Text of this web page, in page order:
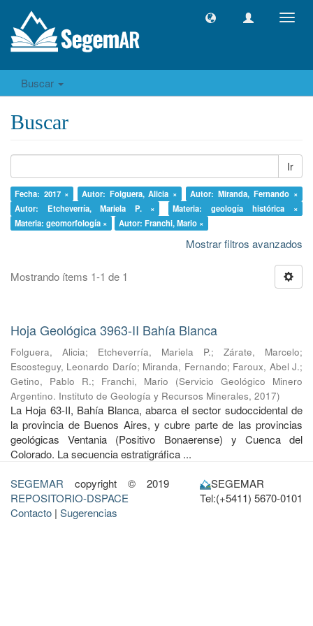
Buscar
Buscar
Ir
Fecha: 2017 × Autor: Folguera, Alicia ×
Autor: Miranda, Fernando ×
Autor: Etcheverría, Mariela P. ×
Materia: geología histórica ×
Materia: geomorfología ×
Autor: Franchi, Mario ×
Mostrar filtros avanzados
Mostrando ítems 1-1 de 1
Hoja Geológica 3963-II Bahía Blanca
Folguera, Alicia; Etcheverría, Mariela P.; Zárate, Marcelo;
Escosteguy, Leonardo Darío; Miranda, Fernando; Faroux, Abel J.;
Getino, Pablo R.; Franchi, Mario (Servicio Geológico Minero
Argentino. Instituto de Geología y Recursos Minerales, 2017)
La Hoja 63-II, Bahía Blanca, abarca el sector sudoccidental de
la provincia de Buenos Aires, y cubre parte de las provincias
geológicas Ventania (Positivo Bonaerense) y Cuenca del
Colorado. La secuencia estratigráfica ...
SEGEMAR copyright © 2019
REPOSITORIO-DSPACE
Contacto | Sugerencias
SEGEMAR
Tel:(+5411) 5670-0101